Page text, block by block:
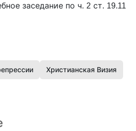
заседание по ч. 2 ст. 19.11
Христианская Визия